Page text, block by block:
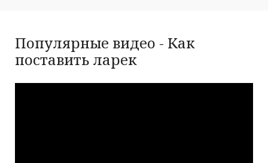
Популярные видео - Как
поставить ларек